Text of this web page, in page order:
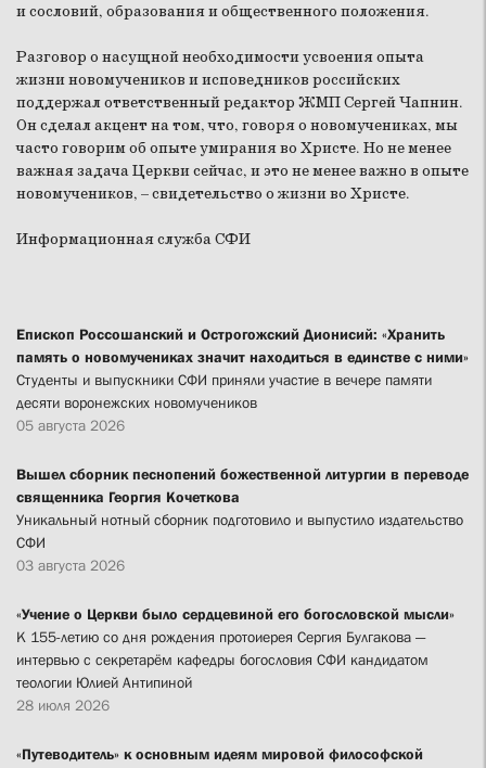
и сословий, образования и общественного положения.
Разговор о насущной необходимости усвоения опыта
жизни новомучеников и исповедников российских
поддержал ответственный редактор ЖМП Сергей Чапнин.
Он сделал акцент на том, что, говоря о новомучениках, мы
часто говорим об опыте умирания во Христе. Но не менее
важная задача Церкви сейчас, и это не менее важно в опыте
новомучеников, – свидетельство о жизни во Христе.
Информационная служба СФИ
Епископ Россошанский и Острогожский Дионисий: «Хранить
память о новомучениках значит находиться в единстве с ними»
Студенты и выпускники СФИ приняли участие в вечере памяти
десяти воронежских новомучеников
05 августа 2026
Вышел сборник песнопений божественной литургии в переводе
священника Георгия Кочеткова
Уникальный нотный сборник подготовило и выпустило издательство
СФИ
03 августа 2026
«Учение о Церкви было сердцевиной его богословской мысли»
К 155-летию со дня рождения протоиерея Сергия Булгакова —
интервью с секретарём кафедры богословия СФИ кандидатом
теологии Юлией Антипиной
28 июля 2026
«Путеводитель» к основным идеям мировой философской